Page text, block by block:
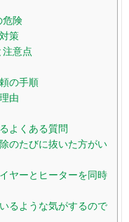
危険
策
注意点
の手順
由
よくある質問
のたびに抜いた方がい
ヤーとヒーターを同時
るような気がするので